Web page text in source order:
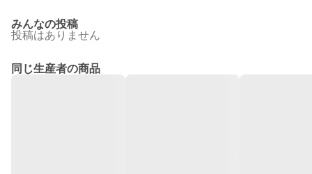
みんなの投稿
投稿はありません
同じ生産者の商品